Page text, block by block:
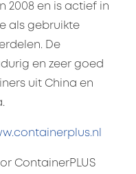
2008 en is actief in
als gebruikte
De
en zeer goed
uit China en
ContainerPLUS